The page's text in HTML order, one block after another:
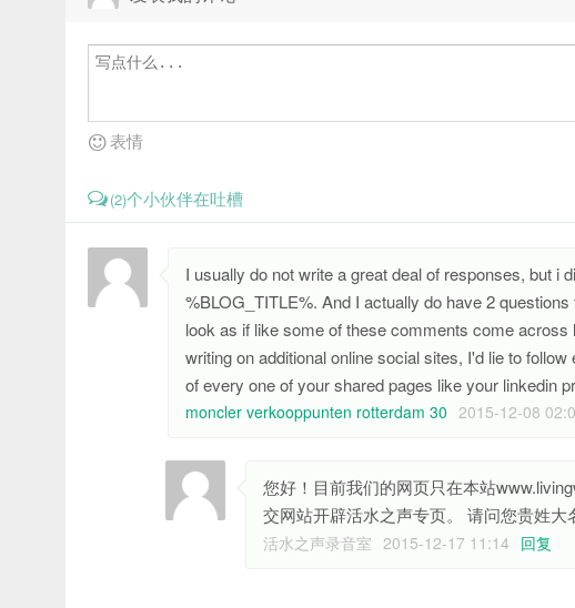
表情
(2)个小伙伴在吐槽
I usually do not write a great deal of responses, but i
%BLOG_TITLE%. And I actually do have 2
look as if like some of these comments come
writing on additional online social sites, I'd lie to
of every one of your shared pages like your linkedin
moncler verkooppunten rotterdam 30 2015-12-08
您好！目前我们的网页只在本站
交网站开辟活水之声专页。 请问您贵姓大
活水之声录音室 2015-12-17 11:14 回复